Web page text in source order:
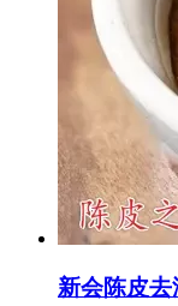
新会陈皮